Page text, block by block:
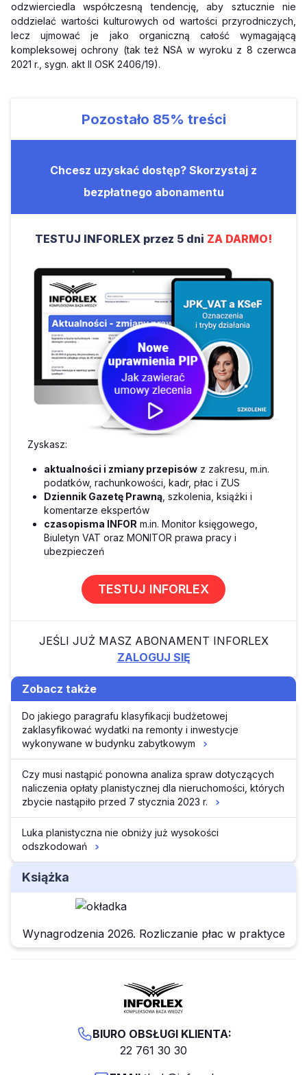
odzwierciedla współczesną tendencję, aby sztucznie nie
oddzielać wartości kulturowych od wartości przyrodniczych,
lecz ujmować je jako organiczną całość wymagającą
kompleksowej ochrony (tak też NSA w wyroku z 8 czerwca
2021 r., sygn. akt II OSK 2406/19).
Pozostało 85% treści
Chcesz uzyskać dostęp? Skorzystaj z
bezpłatnego abonamentu
TESTUJ INFORLEX przez 5 dni ZA DARMO!
Zyskasz:
aktualności i zmiany przepisów z zakresu, m.in.
podatków, rachunkowości, kadr, płac i ZUS
Dziennik Gazetę Prawną , szkolenia, książki i
komentarze ekspertów
czasopisma INFOR m.in. Monitor księgowego,
Biuletyn VAT oraz MONITOR prawa pracy i
ubezpieczeń
TESTUJ INFORLEX
JEŚLI JUŻ MASZ ABONAMENT INFORLEX
ZALOGUJ SIĘ
Zobacz także
Do jakiego paragrafu klasyfikacji budżetowej
zaklasyfikować wydatki na remonty i inwestycje
wykonywane w budynku zabytkowym
Czy musi nastąpić ponowna analiza spraw dotyczących
naliczenia opłaty planistycznej dla nieruchomości, których
zbycie nastąpiło przed 7 stycznia 2023 r.
Luka planistyczna nie obniży już wysokości
odszkodowań
Książka
Wynagrodzenia 2026. Rozliczanie płac w praktyce
BIURO OBSŁUGI KLIENTA:
22 761 30 30